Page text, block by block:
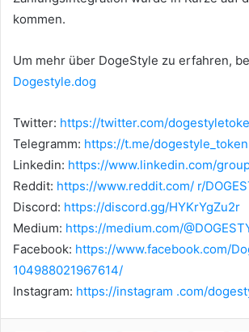
kommen.
Um mehr über DogeStyle zu erfahren,
Dogestyle.dog
Twitter: https://twitter.com/
Telegramm: https://t.me/dogestyle_token
Linkedin: https://www.linkedin.com/
Reddit: https://www.reddit.com/ r/
Discord: https://discord.gg/HYKrYgZu2r
Medium: https://medium.com/
Facebook: https://www.facebook.com/
104988021967614/
Instagram: https://instagram .com/